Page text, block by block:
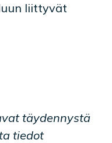
liittyvät
täydennystä
tiedot